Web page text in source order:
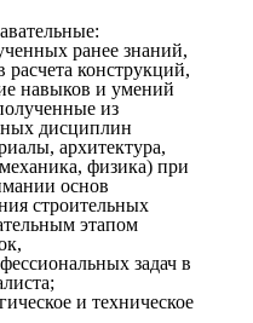
ранее знаний,
конструкций,
и умений
из
дисциплин
архитектура,
физика) при
основ
строительных
этапом
задач в
и техническое